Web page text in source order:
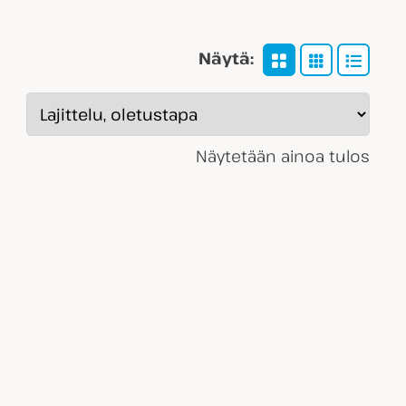
Näytä:
Näytetään ainoa tulos